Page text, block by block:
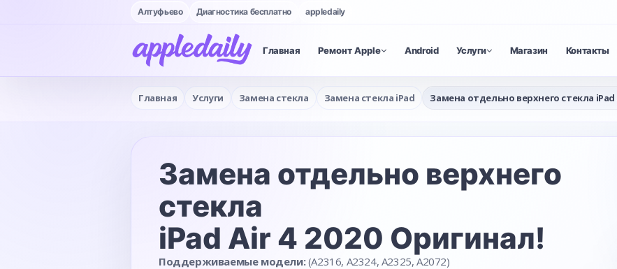
Алтуфьево Диагностика бесплатно appledaily
Главная Ремонт Apple Android Услуги Магазин Контакты
Главная Услуги Замена стекла Замена стекла iPad Замена отдельно верхнего стекла iPad
Замена отдельно верхнего
стекла
iPad Air 4 2020 Оригинал!
Поддерживаемые модели:(A2316, A2324, A2325, A2072)